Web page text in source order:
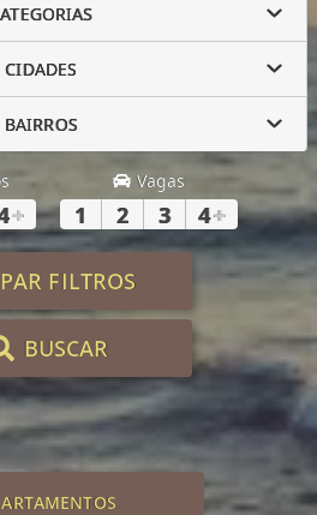
CIDADES
BAIRROS
+
Vagas
1 2 3 4+
FILTROS
BUSCAR